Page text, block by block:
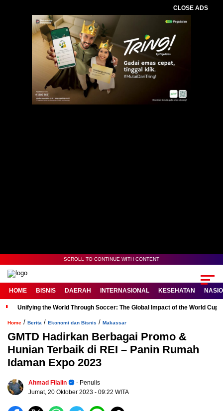
CLOSE ADS
SCROLL TO CONTINUE WITH CONTENT
HOME BISNIS DAERAH INTERNASIONAL KESEHATAN
Unifying the World Through Soccer: The Global Impact of the World Cup
Home / Berita / Ekonomi dan Bisnis / Makassar
GMTD Hadirkan Berbagai Promo &
Hunian Terbaik di REI – Panin Rumah
Idaman Expo 2023
Ahmad Filalin
- Penulis
Jumat, 20 Oktober 2023 - 09:22 WITA